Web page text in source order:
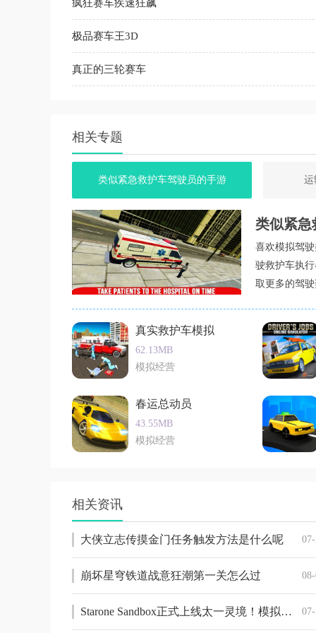
疯狂赛车疾速狂飙
极品赛车王3D
真正的三轮赛车
相关专题
类似紧急救护车驾驶员的手游 运
类似紧急
喜欢模拟驾
驶救护车执
取更多的驾
真实救护车模拟
62.13MB
模拟经营
春运总动员
43.55MB
模拟经营
相关资讯
大侠立志传摸金门任务触发方法是什么呢
崩坏星穹铁道战意狂潮第一关怎么过
Starone Sandbox正式上线太一灵境！模拟建造任你摆布！众多羊毛等你来薅！